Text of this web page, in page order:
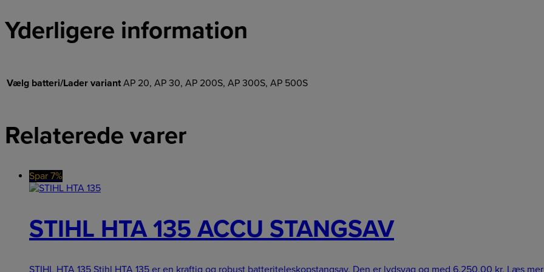
Yderligere information
Vælg batteri/Lader variant AP 20, AP 30, AP 200S, AP 300S, AP 500S
Relaterede varer
Spar 7%
STIHL HTA 135 ACCU STANGSAV